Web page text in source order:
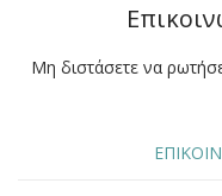
Μη διστάσετε να